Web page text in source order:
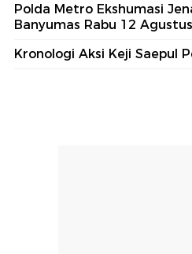
Polda Metro Ekshumasi
Banyumas Rabu 12 Agustus
Kronologi Aksi Keji Saepul